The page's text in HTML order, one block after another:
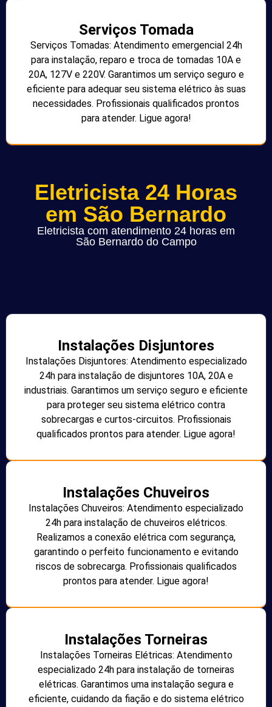
Serviços Tomada
Serviços Tomadas: Atendimento emergencial 24h
para instalação, reparo e troca de tomadas 10A e
20A, 127V e 220V. Garantimos um serviço seguro e
eficiente para adequar seu sistema elétrico às suas
necessidades. Profissionais qualificados prontos
para atender. Ligue agora!
Eletricista 24 Horas
em São Bernardo
Eletricista com atendimento 24 horas em
São Bernardo do Campo
Instalações Disjuntores
Instalações Disjuntores: Atendimento especializado
24h para instalação de disjuntores 10A, 20A e
industriais. Garantimos um serviço seguro e eficiente
para proteger seu sistema elétrico contra
sobrecargas e curtos-circuitos. Profissionais
qualificados prontos para atender. Ligue agora!
Instalações Chuveiros
Instalações Chuveiros: Atendimento especializado
24h para instalação de chuveiros elétricos.
Realizamos a conexão elétrica com segurança,
garantindo o perfeito funcionamento e evitando
riscos de sobrecarga. Profissionais qualificados
prontos para atender. Ligue agora!
Instalações Torneiras
Instalações Torneiras Elétricas: Atendimento
especializado 24h para instalação de torneiras
elétricas. Garantimos uma instalação segura e
eficiente, cuidando da fiação e do sistema elétrico